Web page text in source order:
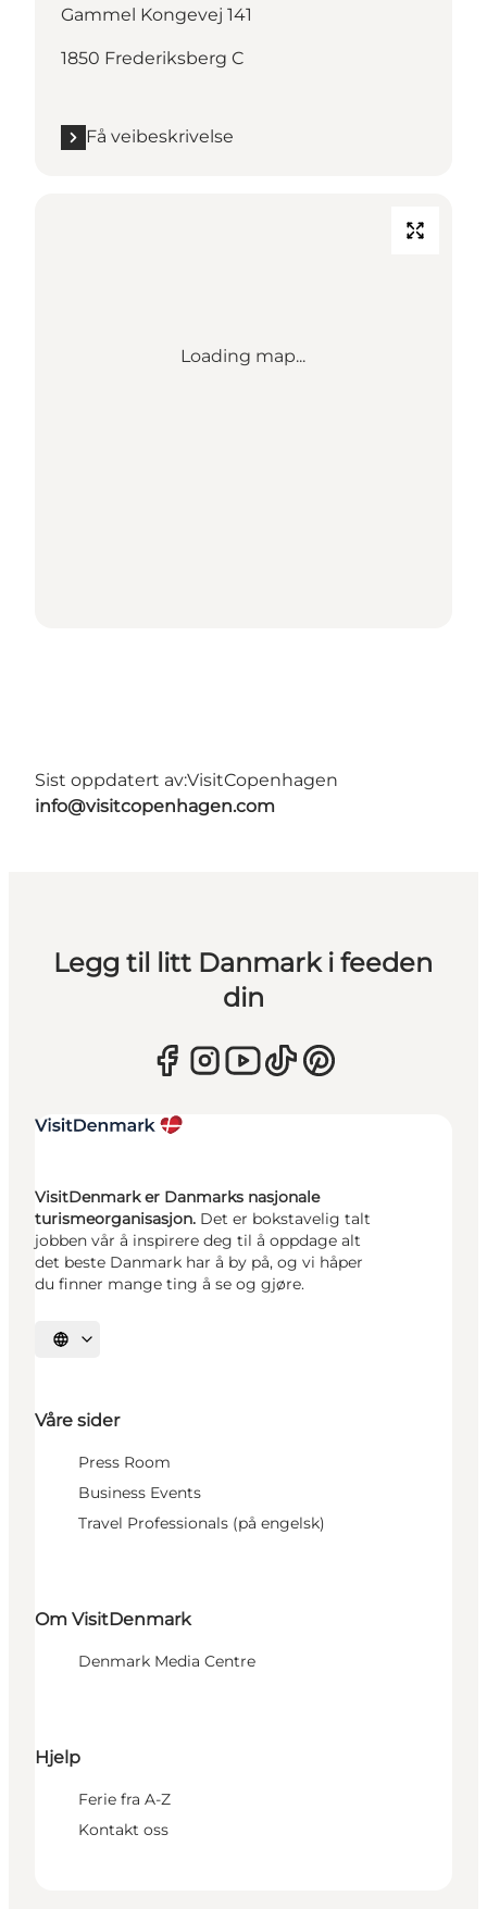
Gammel Kongevej 141
1850 Frederiksberg C
Få veibeskrivelse
Loading map...
Sist oppdatert av:VisitCopenhagen
info@visitcopenhagen.com
Legg til litt Danmark i feeden
din
VisitDenmark er Danmarks nasjonale
turismeorganisasjon. Det er bokstavelig talt
jobben vår å inspirere deg til å oppdage alt
det beste Danmark har å by på, og vi håper
du finner mange ting å se og gjøre.
Velg språk
Våre sider
Press Room
Business Events
Travel Professionals (på engelsk)
Om VisitDenmark
Denmark Media Centre
Hjelp
Ferie fra A-Z
Kontakt oss